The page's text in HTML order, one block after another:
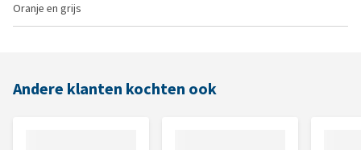
Oranje en grijs
Andere klanten kochten ook